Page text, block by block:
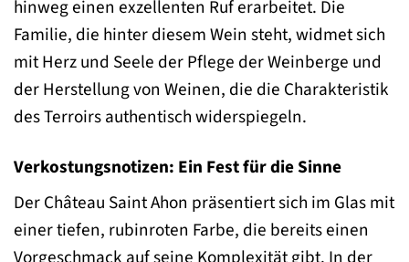
hinweg einen exzellenten Ruf erarbeitet. Die
Familie, die hinter diesem Wein steht, widmet sich
mit Herz und Seele der Pflege der Weinberge und
der Herstellung von Weinen, die die Charakteristik
des Terroirs authentisch widerspiegeln.
Verkostungsnotizen: Ein Fest für die Sinne
Der Château Saint Ahon präsentiert sich im Glas mit
einer tiefen, rubinroten Farbe, die bereits einen